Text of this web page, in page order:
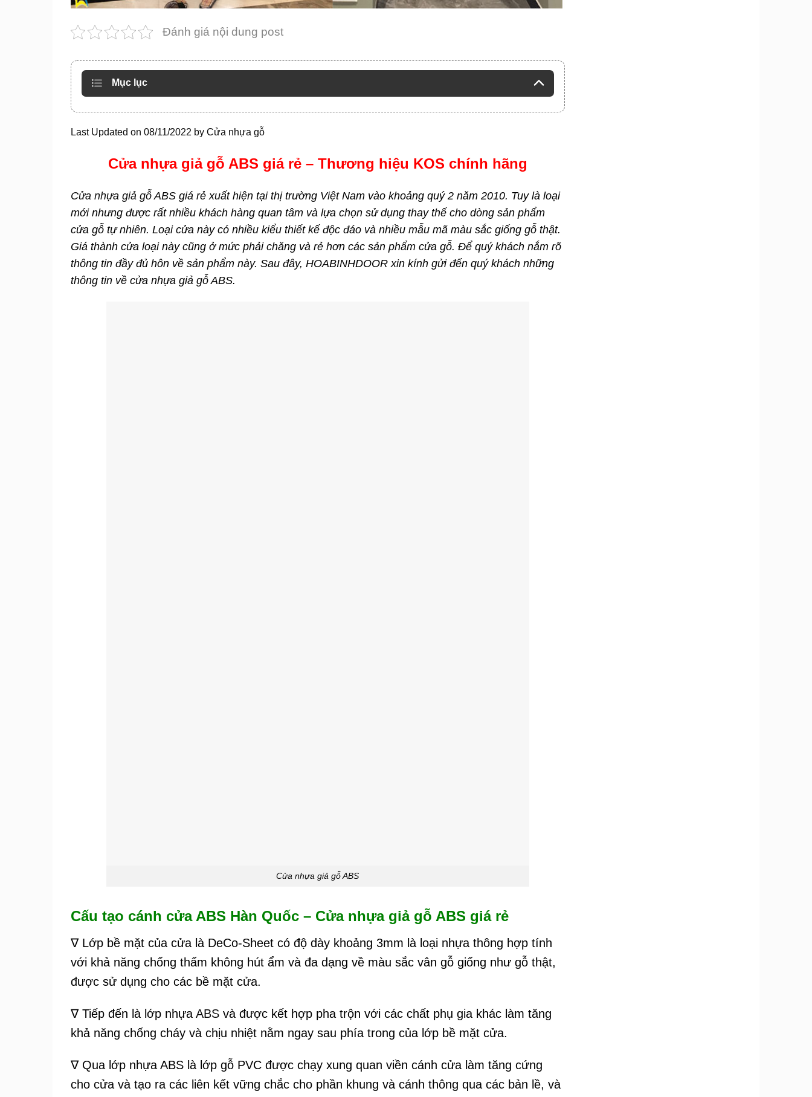
Đánh giá nội dung post
Mục lục
Last Updated on 08/11/2022 by Cửa nhựa gỗ
Cửa nhựa giả gỗ ABS giá rẻ – Thương hiệu KOS chính hãng
Cửa nhựa giả gỗ ABS giá rẻ xuất hiện tại thị trường Việt Nam vào khoảng quý 2 năm 2010. Tuy là loại
mới nhưng được rất nhiều khách hàng quan tâm và lựa chọn sử dụng thay thế cho dòng sản phẩm
cửa gỗ tự nhiên. Loại cửa này có nhiều kiểu thiết kế độc đáo và nhiều mẫu mã màu sắc giống gỗ thật.
Giá thành cửa loại này cũng ở mức phải chăng và rẻ hơn các sản phẩm cửa gỗ. Để quý khách nắm rõ
thông tin đầy đủ hôn về sản phẩm này. Sau đây, HOABINHDOOR xin kính gửi đến quý khách những
thông tin về cửa nhựa giả gỗ ABS.
Cửa nhựa giả gỗ ABS
Cấu tạo cánh cửa ABS Hàn Quốc – Cửa nhựa giả gỗ ABS giá rẻ
∇ Lớp bề mặt của cửa là DeCo-Sheet có độ dày khoảng 3mm là loại nhựa thông hợp tính
với khả năng chống thấm không hút ẩm và đa dạng về màu sắc vân gỗ giống như gỗ thật,
được sử dụng cho các bề mặt cửa.
∇ Tiếp đến là lớp nhựa ABS và được kết hợp pha trộn với các chất phụ gia khác làm tăng
khả năng chống cháy và chịu nhiệt nằm ngay sau phía trong của lớp bề mặt cửa.
∇ Qua lớp nhựa ABS là lớp gỗ PVC được chạy xung quan viền cánh cửa làm tăng cứng
cho cửa và tạo ra các liên kết vững chắc cho phần khung và cánh thông qua các bản lề, và